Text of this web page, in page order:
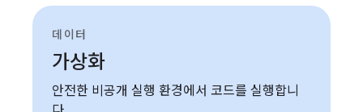
데이터
가상화
안전한 비공개 실행 환경에서 코드를 실행합니